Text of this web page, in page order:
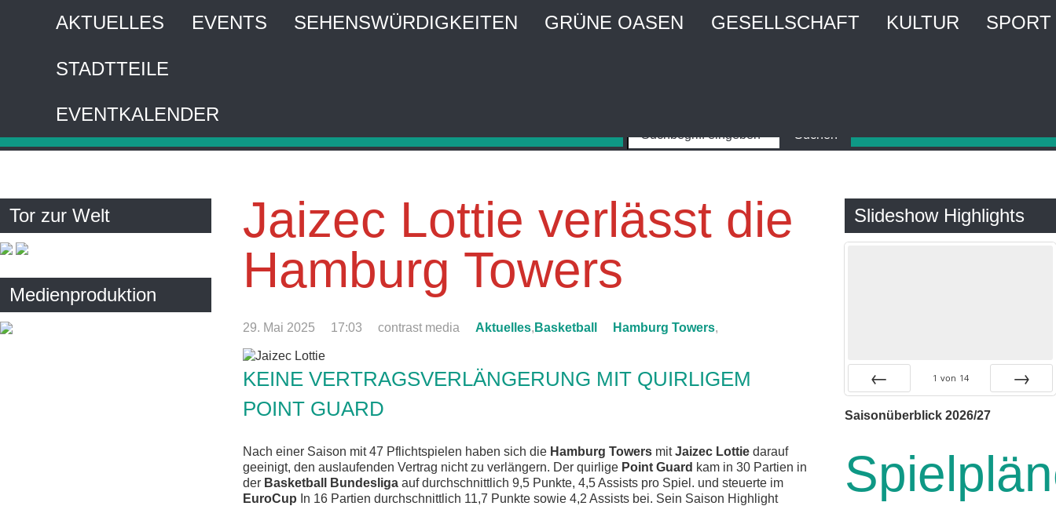
AKTUELLES EVENTS SEHENSWÜRDIGKEITEN GRÜNE OASEN GESELLSCHAFT KULTUR SPORT
STADTTEILE
EVENTKALENDER
Jaizec Lottie verlässt die
Hamburg Towers
29. Mai 2025 17:03 contrast media Aktuelles, Basketball Hamburg Towers,
KEINE VERTRAGSVERLÄNGERUNG MIT QUIRLIGEM
POINT GUARD
Nach einer Saison mit 47 Pflichtspielen haben sich die Hamburg TowersmitJaizec Lottiedarauf
geeinigt, den auslaufenden Vertrag nicht zu verlängern. Der quirlige Point Guard kam in 30 Partien in
der Basketball Bundesligaauf durchschnittlich 9,5 Punkte, 4,5 Assists pro Spiel. und steuerte im
EuroCup In 16 Partien durchschnittlich 11,7 Punkte sowie 4,2 Assists bei. Sein Saison Highlight
Tor zur Welt
Medienproduktion
Slideshow Highlights
1 von 14
Saisonüberblick 2026/27